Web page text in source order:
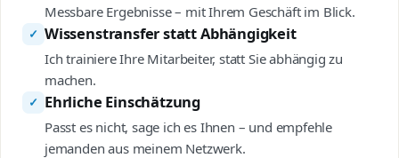
Messbare Ergebnisse – mit Ihrem Geschäft im Blick.
✓ Wissenstransfer statt Abhängigkeit
Ich trainiere Ihre Mitarbeiter, statt Sie abhängig zu
machen.
✓ Ehrliche Einschätzung
Passt es nicht, sage ich es Ihnen – und empfehle
jemanden aus meinem Netzwerk.